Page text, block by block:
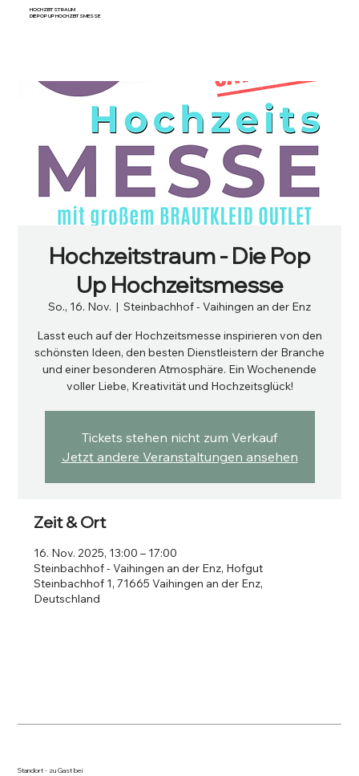
HOCHZEITSTRAUM
DIE POP UP HOCHZEITSMESSE
Hochzeitstraum - Die Pop
Up Hochzeitsmesse
So., 16. Nov.
  |
Steinbachhof - Vaihingen an der Enz
Lasst euch auf der Hochzeitsmesse inspirieren von den
schönsten Ideen, den besten Dienstleistern der Branche
und einer besonderen Atmosphäre. Ein Wochenende
voller Liebe, Kreativität und Hochzeitsglück!
Tickets stehen nicht zum Verkauf
Jetzt andere Veranstaltungen ansehen
Zeit & Ort
16. Nov. 2025, 13:00 – 17:00
Steinbachhof - Vaihingen an der Enz, Hofgut
Steinbachhof 1, 71665 Vaihingen an der Enz,
Deutschland
Standort - zu Gast bei